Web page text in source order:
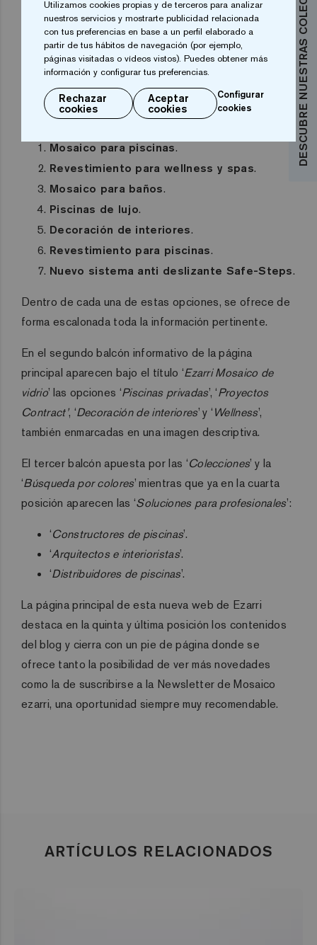
gráfica y con una navegación
extraordinariamente intuitiva que permite al
usuario encontrar lo que busca en un click
En esta ocasión, ya que la página principal irá
variando, se ha optado por apostar por un carrusel
que incluye hasta siete opciones:
Mosaico para piscinas.
Revestimiento para wellness y spas.
Mosaico para baños.
Piscinas de lujo.
Decoración de interiores.
Revestimiento para piscinas.
Nuevo sistema anti deslizante Safe-Steps.
Dentro de cada una de estas opciones, se ofrece de
forma escalonada toda la información pertinente.
En el segundo balcón informativo de la página
principal aparecen bajo el título ‘Ezarri Mosaico de
vidrio’ las opciones ‘Piscinas privadas’, ‘Proyectos
Contract’, ‘Decoración de interiores’ y ‘Wellness’,
también enmarcadas en una imagen descriptiva.
El tercer balcón apuesta por las ‘Colecciones’ y la
‘Búsqueda por colores’ mientras que ya en la cuarta
posición aparecen las ‘Soluciones para profesionales’:
‘Constructores de piscinas’.
‘Arquitectos e interioristas’.
‘Distribuidores de piscinas’.
La página principal de esta nueva web de Ezarri
destaca en la quinta y última posición los contenidos
del blog y cierra con un pie de página donde se
ofrece tanto la posibilidad de ver más novedades
como la de suscribirse a la Newsletter de Mosaico
ezarri, una oportunidad siempre muy recomendable.
DESCUBRE NUESTRAS COLECCIONES
ARTÍCULOS RELACIONADOS
Utilizamos cookies propias y de terceros para analizar
nuestros servicios y mostrarte publicidad relacionada
con tus preferencias en base a un perfil elaborado a
partir de tus hábitos de navegación (por ejemplo,
páginas visitadas o vídeos vistos). Puedes obtener más
información y configurar tus preferencias.
Rechazar
cookies
Aceptar
cookies
Configurar
cookies